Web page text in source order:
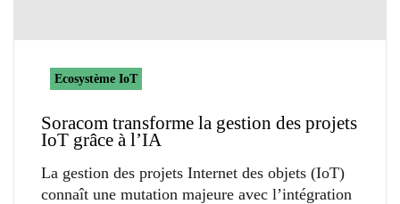
Ecosystème IoT
Soracom transforme la gestion des projets
IoT grâce à l’IA
La gestion des projets Internet des objets (IoT)
connaît une mutation majeure avec l’intégration